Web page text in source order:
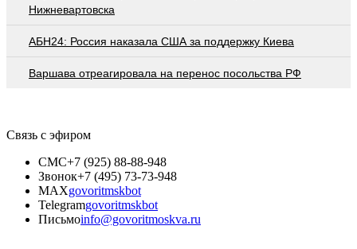
Нижневартовска
АБН24: Россия наказала США за поддержку Киева
Варшава отреагировала на перенос посольства РФ
Связь с эфиром
СМС+7 (925) 88-88-948
Звонок+7 (495) 73-73-948
MAXgovoritmskbot
Telegramgovoritmskbot
Письмоinfo@govoritmoskva.ru